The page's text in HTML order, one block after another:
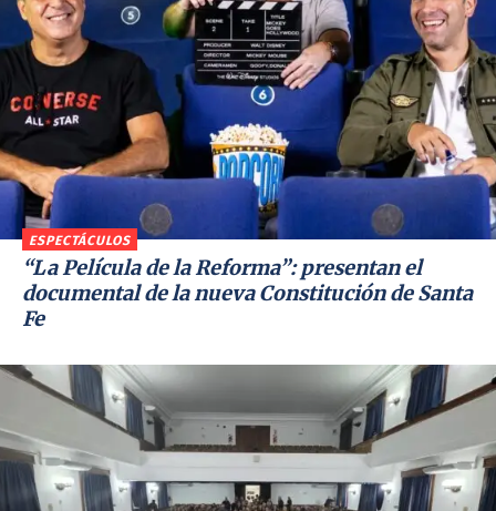
ESPECTÁCULOS
“La Película de la Reforma”: presentan el
documental de la nueva Constitución de Santa
Fe